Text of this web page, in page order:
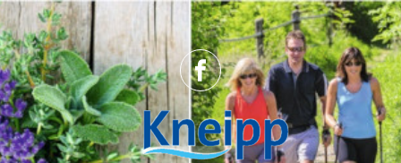
Zum Hauptinhalt springen